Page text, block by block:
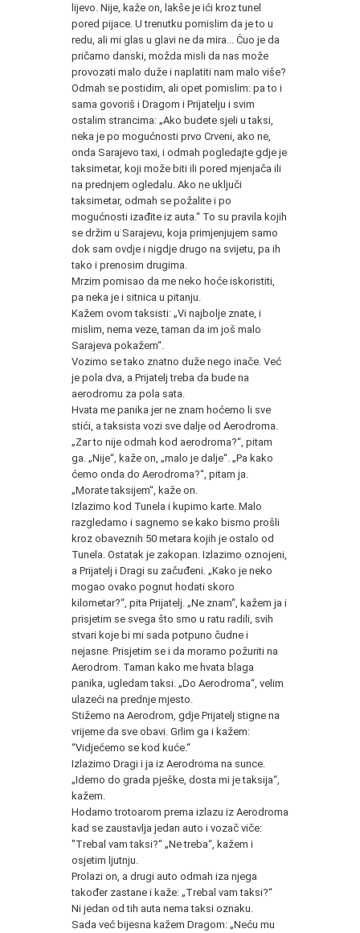
lijevo. Nije, kaže on, lakše je ići kroz tunel
pored pijace. U trenutku pomislim da je to u
redu, ali mi glas u glavi ne da mira... Čuo je da
pričamo danski, možda misli da nas može
provozati malo duže i naplatiti nam malo više?
Odmah se postidim, ali opet pomislim: pa to i
sama govoriš i Dragom i Prijatelju i svim
ostalim strancima: „Ako budete sjeli u taksi,
neka je po mogućnosti prvo Crveni, ako ne,
onda Sarajevo taxi, i odmah pogledajte gdje je
taksimetar, koji može biti ili pored mjenjača ili
na prednjem ogledalu. Ako ne uključi
taksimetar, odmah se požalite i po
mogućnosti izađite iz auta.“ To su pravila kojih
se držim u Sarajevu, koja primjenjujem samo
dok sam ovdje i nigdje drugo na svijetu, pa ih
tako i prenosim drugima.
Mrzim pomisao da me neko hoće iskoristiti,
pa neka je i sitnica u pitanju.
Kažem ovom taksisti: „Vi najbolje znate, i
mislim, nema veze, taman da im još malo
Sarajeva pokažem“.
Vozimo se tako znatno duže nego inače. Već
je pola dva, a Prijatelj treba da bude na
aerodromu za pola sata.
Hvata me panika jer ne znam hoćemo li sve
stići, a taksista vozi sve dalje od Aerodroma.
„Zar to nije odmah kod aerodroma?“, pitam
ga. „Nije“, kaže on, „malo je dalje“. „Pa kako
ćemo onda do Aerodroma?“, pitam ja.
„Morate taksijem“, kaže on.
Izlazimo kod Tunela i kupimo karte. Malo
razgledamo i sagnemo se kako bismo prošli
kroz obaveznih 50 metara kojih je ostalo od
Tunela. Ostatak je zakopan. Izlazimo oznojeni,
a Prijatelj i Dragi su začuđeni. „Kako je neko
mogao ovako pognut hodati skoro
kilometar?“, pita Prijatelj. „Ne znam“, kažem ja i
prisjetim se svega što smo u ratu radili, svih
stvari koje bi mi sada potpuno čudne i
nejasne. Prisjetim se i da moramo požuriti na
Aerodrom. Taman kako me hvata blaga
panika, ugledam taksi. „Do Aerodroma“, velim
ulazeći na prednje mjesto.
Stižemo na Aerodrom, gdje Prijatelj stigne na
vrijeme da sve obavi. Grlim ga i kažem:
“Vidjećemo se kod kuće.“
Izlazimo Dragi i ja iz Aerodroma na sunce.
„Idemo do grada pješke, dosta mi je taksija“,
kažem.
Hodamo trotoarom prema izlazu iz Aerodroma
kad se zaustavlja jedan auto i vozač viče:
"Trebal vam taksi?“ „Ne treba“, kažem i
osjetim ljutnju.
Prolazi on, a drugi auto odmah iza njega
također zastane i kaže: „Trebal vam taksi?“
Ni jedan od tih auta nema taksi oznaku.
Sada već bijesna kažem Dragom: „Neću mu